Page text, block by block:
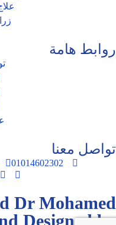
روابط هامة
تواصل معنا
01014602302
Dr Mohamed
Designed by